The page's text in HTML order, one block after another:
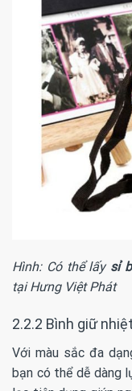
Hình: Có thể lấy sỉ
tại Hưng Việt Phát
2.2.2 Bình giữ
Với màu sắc đa
bạn có thể dễ dàng